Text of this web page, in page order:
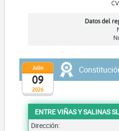
Datos del
2026
Julio
09
ENTRE VIÑAS Y SALINAS SL
Dirección: